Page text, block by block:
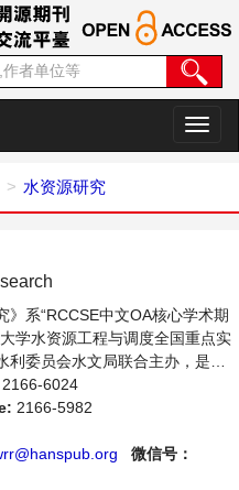
切
换
水资源研究
》系“RCCSE中文OA核心学术期
学水资源工程与调度全国重点实
利委员会水文局联合主办，是开
以传播和展示世界水文水资源研
果、推进中国水文水资源研究走
境保护的理论方法、技术经验和
水文水资源研究新的发展方向和
2166-6024
2166-5982
微信号：